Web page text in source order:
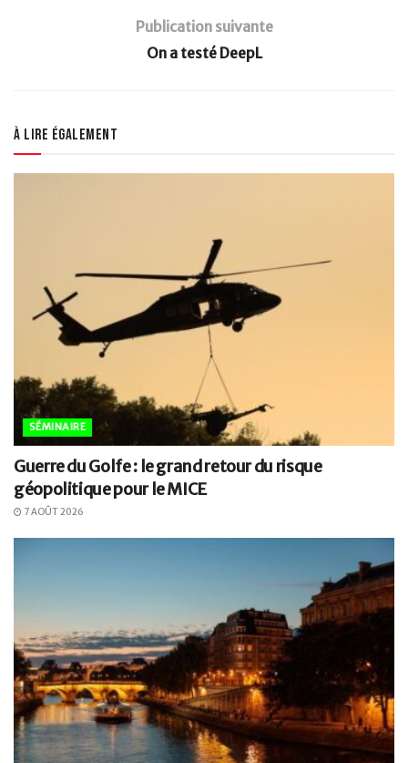
Publication suivante
On a testé DeepL
À lire également
SÉMINAIRE
Guerre du Golfe : le grand retour du risque
géopolitique pour le MICE
7 AOÛT 2026